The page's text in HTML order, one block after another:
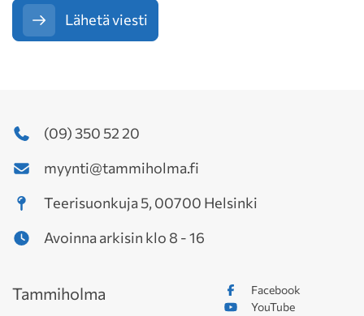
Lähetä viesti
(09) 350 52 20
myynti@tammiholma.fi
Teerisuonkuja 5, 00700 Helsinki
Avoinna arkisin klo 8 - 16
Facebook
YouTube
Tammiholma